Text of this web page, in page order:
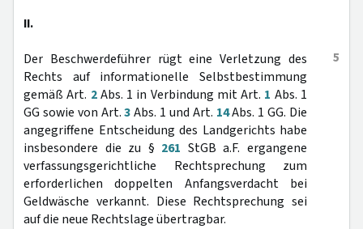
II.
5
Der Beschwerdeführer rügt eine Verletzung des
Rechts auf informationelle Selbstbestimmung
gemäß Art. 2Abs. 1 in Verbindung mit Art. 1 Abs. 1
GG sowie von Art.3Abs. 1 und Art. 14Abs. 1 GG. Die
angegriffene Entscheidung des Landgerichts habe
insbesondere die zu § 261 StGB a.F. ergangene
verfassungsgerichtliche Rechtsprechung zum
erforderlichen doppelten Anfangsverdacht bei
Geldwäsche verkannt. Diese Rechtsprechung sei
auf die neue Rechtslage übertragbar.